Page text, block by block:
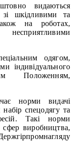
видаються
зі шкідливими та
на роботах,
одягом,
індивідуального
Положенням,
норми видачі
спецодягу та
Такі норми
виробництва,